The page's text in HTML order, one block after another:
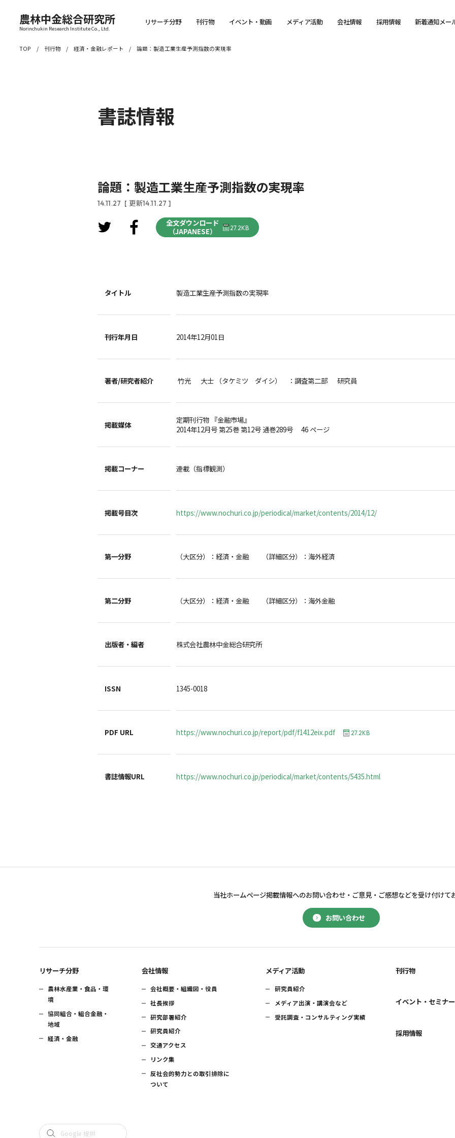
農林中金総合研究所
Norinchukin Research Institute Co., Ltd.
リサーチ分野 刊行物 イベント・動画 メディア活動 会社情報 採用情報 新着通知メー
TOP 刊行物 経済・金融レポート 論題：製造工業生産予測指数の実現率
書誌情報
論題：製造工業生産予測指数の実現率
14.11.27 [ 更新14.11.27 ]
全文ダウンロード
（JAPANESE）
27.2KB
タイトル 製造工業生産予測指数の実現率
刊行年月日 2014年12月01日
著者/研究者紹介 竹光 大士 （タケミツ ダイシ） ：調査第二部 研究員
掲載媒体
定期刊行物 『金融市場』
2014年12月号 第25巻 第12号 通巻289号 46 ページ
掲載コーナー 連載（指標観測）
掲載号目次 https://www.nochuri.co.jp/periodical/market/contents/2014/12/
第一分野 （大区分）：経済・金融 （詳細区分）：海外経済
第二分野 （大区分）：経済・金融 （詳細区分）：海外金融
出版者・編者 株式会社農林中金総合研究所
ISSN 1345-0018
PDF URL https://www.nochuri.co.jp/report/pdf/f1412eix.pdf 27.2KB
書誌情報URL https://www.nochuri.co.jp/periodical/market/contents/5435.html
お問い合わせ
当社ホームページ掲載情報へのお問い合わせ・ ご意見・ご感想などを受け付けて
リサーチ分野
農林水産業・食品・環
境
協同組合・組合金融・
地域
経済・金融
会社情報
会社概要・組織図・役員
社長挨拶
研究部署紹介
研究員紹介
交通アクセス
リンク集
反社会的勢力との取引排除に
ついて
メディア活動
研究員紹介
メディア出演・講演会など
受託調査・コンサルティング実績
刊行物
イベント・セミナー
採用情報